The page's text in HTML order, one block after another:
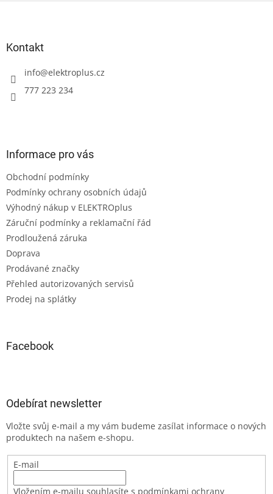
Kontakt
info@elektroplus.cz
777 223 234
Informace pro vás
Obchodní podmínky
Podmínky ochrany osobních údajů
Výhodný nákup v ELEKTROplus
Záruční podmínky a reklamační řád
Prodloužená záruka
Doprava
Prodávané značky
Přehled autorizovaných servisů
Prodej na splátky
Facebook
Odebírat newsletter
Vložte svůj e-mail a my vám budeme zasílat informace o nových
produktech na našem e-shopu.
E-mail
Vložením e-mailu souhlasíte s podmínkami ochrany